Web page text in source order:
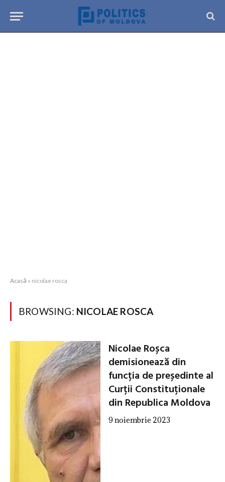
Acasă » nicolae rosca
BROWSING: NICOLAE ROSCA
Nicolae Roșca
demisionează din
funcția de președinte al
Curții Constituționale
din Republica Moldova
9 noiembrie 2023